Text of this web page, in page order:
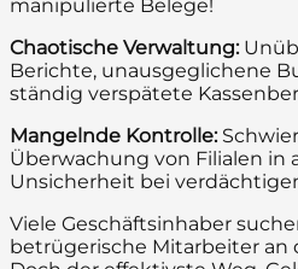
manipulierte Belege!
Chaotische Verwaltung:
Berichte, unausgeglichene
ständig verspätete
Mangelnde Kontrolle:
Überwachung von Filialen in
Unsicherheit bei
Viele Geschäftsinhaber
betrügerische Mitarbeiter an